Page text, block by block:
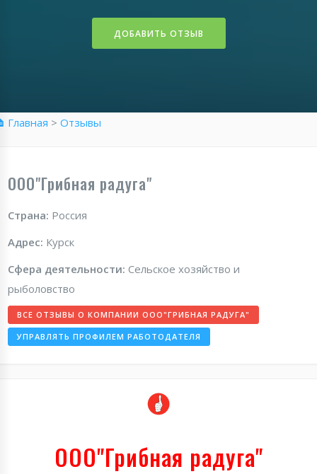
ДОБАВИТЬ ОТЗЫВ
Главная > Отзывы
ООО"Грибная радуга"
Страна: Россия
Адрес: Курск
Сфера деятельности: Сельское хозяйство и
рыболовство
ВСЕ ОТЗЫВЫ О КОМПАНИИ ООО"ГРИБНАЯ РАДУГА"
УПРАВЛЯТЬ ПРОФИЛЕМ РАБОТОДАТЕЛЯ
ООО"Грибная радуга"